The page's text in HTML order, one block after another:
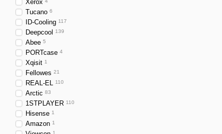
Xerox
Tucano 6
ID-Cooling 117
Deepcool 139
Abee 5
PORTcase 4
Xqisit 1
Fellowes 21
REAL-EL 110
Arctic 83
1STPLAYER 110
Hisense 1
Amazon 1
1